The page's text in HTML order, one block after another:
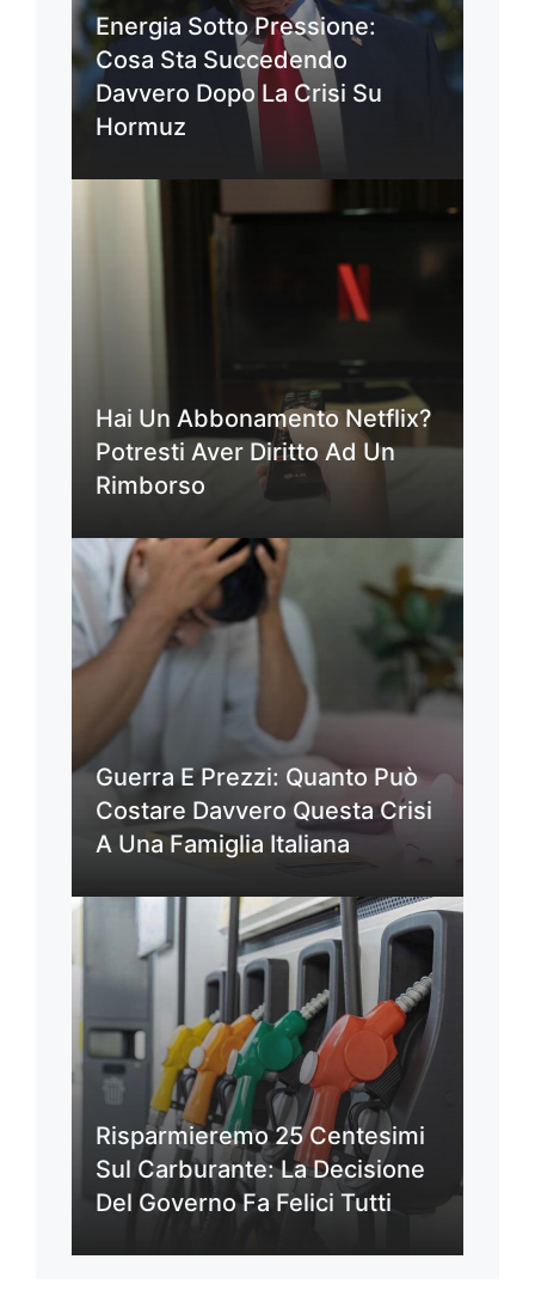
Energia Sotto Pressione:
Cosa Sta Succedendo
Davvero Dopo La Crisi Su
Hormuz
Hai Un Abbonamento Netflix?
Potresti Aver Diritto Ad Un
Rimborso
Guerra E Prezzi: Quanto Può
Costare Davvero Questa Crisi
A Una Famiglia Italiana
Risparmieremo 25 Centesimi
Sul Carburante: La Decisione
Del Governo Fa Felici Tutti